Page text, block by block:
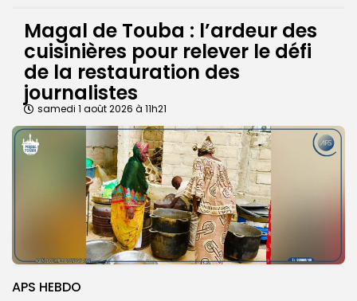
Magal de Touba : l’ardeur des
cuisinières pour relever le défi
de la restauration des
journalistes
samedi 1 août 2026 à 11h21
APS HEBDO